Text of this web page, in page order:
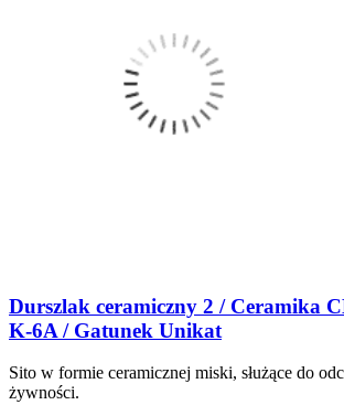
Durszlak ceramiczny 2 / Ceramika
K-6A / Gatunek Unikat
Sito w formie ceramicznej miski, służące do
żywności.